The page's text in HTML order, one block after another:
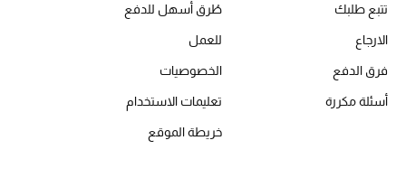
الأكثر مبيعاً
العطور
تتبع طلبك
الارجاع
فرق الدفع
أسئلة مكررة
طُرق أسهل للدفع
للعمل
الخصوصيات
تعليمات الاستخدام
خريطة الموقع